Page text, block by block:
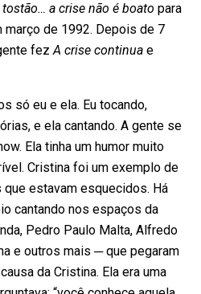
tostão… a crise não é boato para
de 1992. Depois de 7
fezA crise continua e
só eu e ela. Eu tocando,
e ela cantando. A gente se
Ela tinha um humor muito
Cristina foi um exemplo de
estavam esquecidos. Há
cantando nos espaços da
Pedro Paulo Malta, Alfredo
e outros mais ─ que pegaram
da Cristina. Ela era uma